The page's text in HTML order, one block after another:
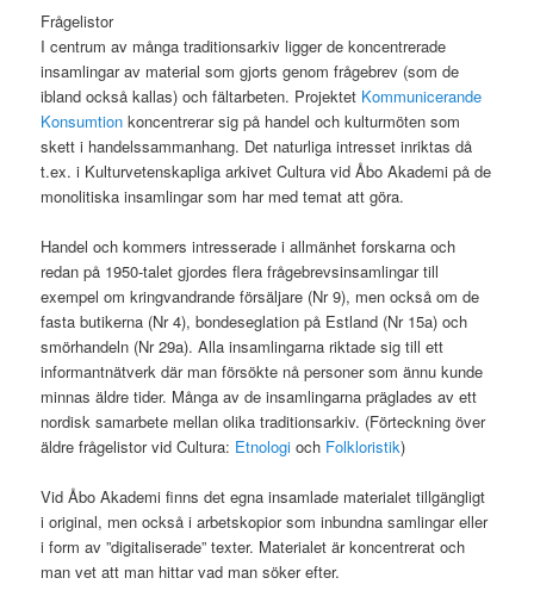
Frågelistor
I centrum av många traditionsarkiv ligger de koncentrerade
insamlingar av material som gjorts genom frågebrev (som de
ibland också kallas) och fältarbeten. Projektet Kommunicerande
Konsumtion koncentrerar sig på handel och kulturmöten som
skett i handelssammanhang. Det naturliga intresset inriktas då
t.ex. i Kulturvetenskapliga arkivet Cultura vid Åbo Akademi på de
monolitiska insamlingar som har med temat att göra.
Handel och kommers intresserade i allmänhet forskarna och
redan på 1950-talet gjordes flera frågebrevsinsamlingar till
exempel om kringvandrande försäljare (Nr 9), men också om de
fasta butikerna (Nr 4), bondeseglation på Estland (Nr 15a) och
smörhandeln (Nr 29a). Alla insamlingarna riktade sig till ett
informantnätverk där man försökte nå personer som ännu kunde
minnas äldre tider. Många av de insamlingarna präglades av ett
nordisk samarbete mellan olika traditionsarkiv. (Förteckning över
äldre frågelistor vid Cultura: Etnologioch Folkloristik)
Vid Åbo Akademi finns det egna insamlade materialet tillgängligt
i original, men också i arbetskopior som inbundna samlingar eller
i form av ”digitaliserade” texter. Materialet är koncentrerat och
man vet att man hittar vad man söker efter.